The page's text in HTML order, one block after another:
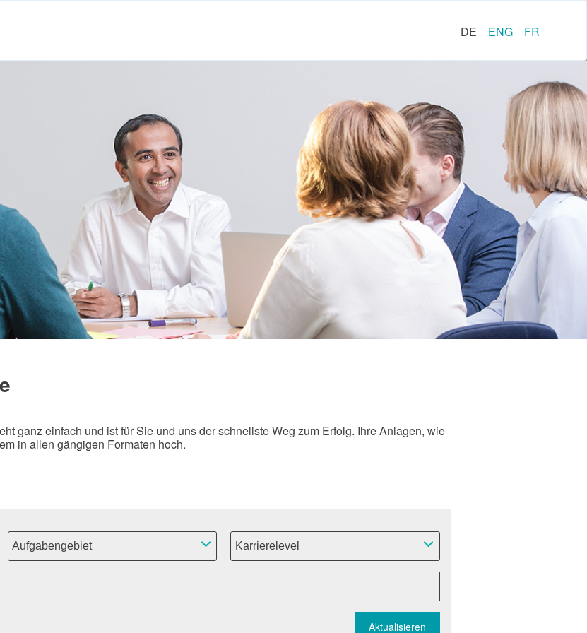
DE ENG FR
ganz einfach und ist für Sie und uns der schnellste Weg zum Erfolg. Ihre Anlagen, wie
in allen gängigen Formaten hoch.
Aufgabengebiet Karrierelevel
Aktualisieren